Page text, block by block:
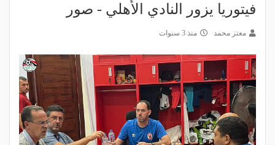
فيتوريا يزور النادي الأهلي - صور
معتز محمد منذ 3 سنوات